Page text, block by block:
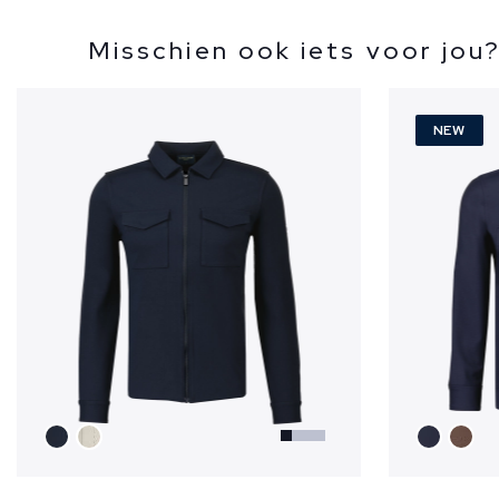
Misschien ook iets voor
NEW